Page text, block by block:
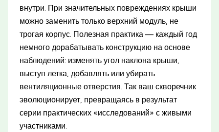
внутри. При значительных повреждениях крыши
можно заменить только верхний модуль, не
трогая корпус. Полезная практика — каждый год
немного дорабатывать конструкцию на основе
наблюдений: изменять угол наклона крыши,
выступ летка, добавлять или убирать
вентиляционные отверстия. Так ваш скворечник
эволюционирует, превращаясь в результат
серии практических «исследований» с живыми
участниками.